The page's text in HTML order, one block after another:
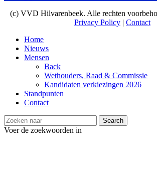
(c) VVD Hilvarenbeek. Alle rechten
Privacy Policy | Contact
Home
Nieuws
Mensen
Back
Wethouders, Raad & Commissie
Kandidaten verkiezingen 2026
Standpunten
Contact
Search
Voer de zoekwoorden in